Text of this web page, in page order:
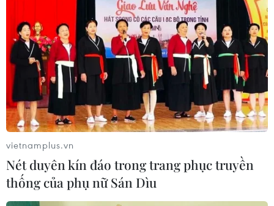
vietnamplus.vn
Nét duyên kín đáo trong trang phục truyền
thống của phụ nữ Sán Dìu